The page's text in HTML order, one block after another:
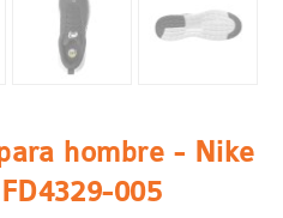
hombre - Nike
005